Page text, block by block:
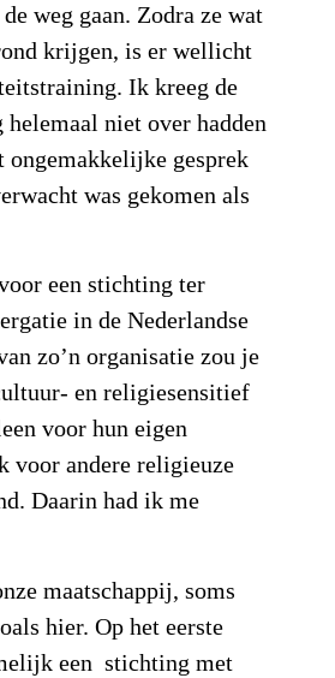
weg gaan. Zodra ze wat
krijgen, is er wellicht
Ik kreeg de
niet over hadden
ongemakkelijke gesprek
was gekomen als
een stichting ter
in de Nederlandse
zo’n organisatie zou je
en religiesensitief
voor hun eigen
voor andere religieuze
Daarin had ik me
maatschappij, soms
hier. Op het eerste
een stichting met